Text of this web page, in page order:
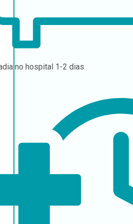
no hospital 1-2 dias